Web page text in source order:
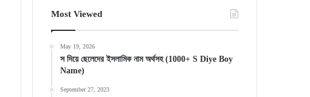
Most Viewed
May 19, 2026
স দিয়ে ছেলেদের ইসলামিক নাম অর্থসহ (1000+ S Diye Boy
Name)
September 27, 2023